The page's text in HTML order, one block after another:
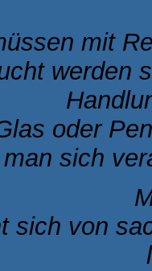
mit
werden
oder
sich
sich von